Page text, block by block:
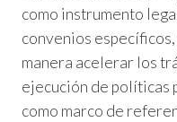
como instrumento
convenios
manera acelerar los
ejecución de políticas
como marco de